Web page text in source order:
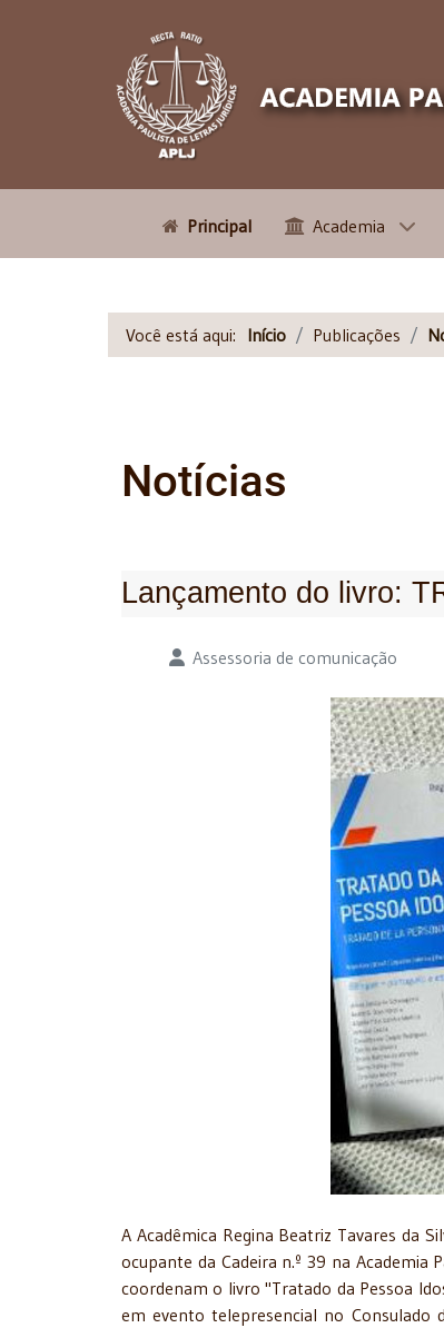
Principal Academia
Você está aqui: Início Publicações
Notícias
Lançamento do livro:
Detalhes Assessoria de comunicação
A Acadêmica Regina Beatriz Tavares da
ocupante da Cadeira n.º 39 na
coordenam o livro "Tratado da Pessoa
em evento telepresencial no